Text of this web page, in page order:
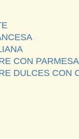
CON
DULCES CON